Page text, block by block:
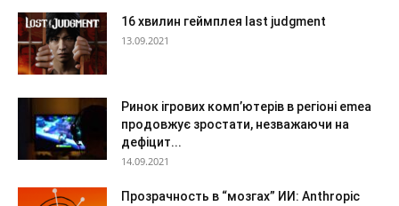
16 хвилин геймплея last judgment
13.09.2021
Ринок ігрових комп’ютерів в регіоні emea
продовжує зростати, незважаючи на
дефіцит...
14.09.2021
Прозрачность в “мозгах” ИИ: Anthropic